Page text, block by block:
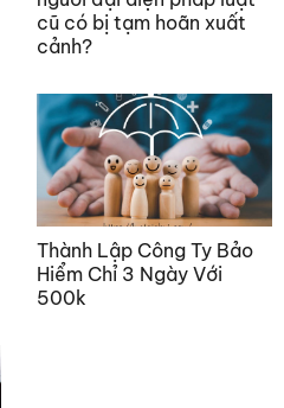
cũ có bị tạm hoãn xuất
cảnh?
Thành Lập Công Ty Bảo
Hiểm Chỉ 3 Ngày Với
500k